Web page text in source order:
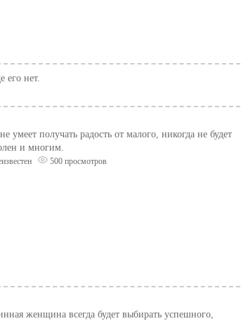
его нет.
умеет получать радость от малого, никогда не будет
и многим.
500 просмотров
женщина всегда будет выбирать успешного,